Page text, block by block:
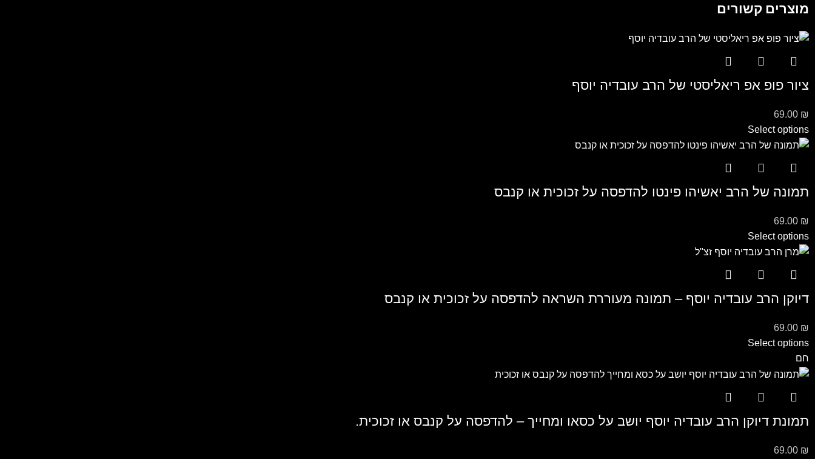
מוצרים קשורים
ציור פופ אפ ריאליסטי של הרב עובדיה יוסף
69.00 ₪
Select options
תמונה של הרב יאשיהו פינטו להדפסה על זכוכית או קנבס
69.00 ₪
Select options
דיוקן הרב עובדיה יוסף – תמונה מעוררת השראה להדפסה על זכוכית או קנבס
69.00 ₪
Select options
חם
תמונת דיוקן הרב עובדיה יוסף יושב על כסאו ומחייך – להדפסה על קנבס או זכוכית.
69.00 ₪